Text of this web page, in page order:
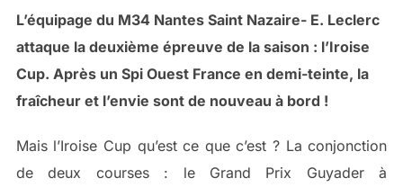
L’équipage du M34 Nantes Saint Nazaire- E. Leclerc
attaque la deuxième épreuve de la saison : l’Iroise
Cup. Après un Spi Ouest France en demi-teinte, la
fraîcheur et l’envie sont de nouveau à bord !
Mais l’Iroise Cup qu’est ce que c’est ? La conjonction
de deux courses : le Grand Prix Guyader à